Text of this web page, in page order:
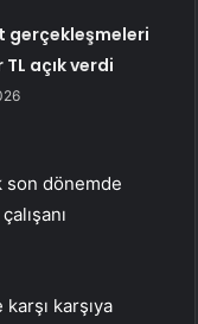
gerçekleşmeleri
açık verdi
son dönemde
karşıya